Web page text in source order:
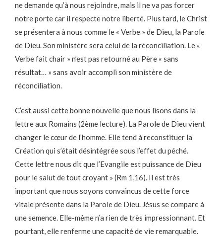
ne demande qu’à nous rejoindre, mais il ne va pas forcer
notre porte car il respecte notre liberté. Plus tard, le Christ
se présentera à nous comme le « Verbe » de Dieu, la Parole
de Dieu. Son ministère sera celui de la réconciliation. Le «
Verbe fait chair » n’est pas retourné au Père « sans
résultat… » sans avoir accompli son ministère de
réconciliation.
C’est aussi cette bonne nouvelle que nous lisons dans la
lettre aux Romains (2ème lecture). La Parole de Dieu vient
changer le cœur de l’homme. Elle tend à reconstituer la
Création qui s’était désintégrée sous l’effet du péché.
Cette lettre nous dit que l’Evangile est puissance de Dieu
pour le salut de tout croyant » (Rm 1,16). Il est très
important que nous soyons convaincus de cette force
vitale présente dans la Parole de Dieu. Jésus se compare à
une semence. Elle-même n’a rien de très impressionnant. Et
pourtant, elle renferme une capacité de vie remarquable.